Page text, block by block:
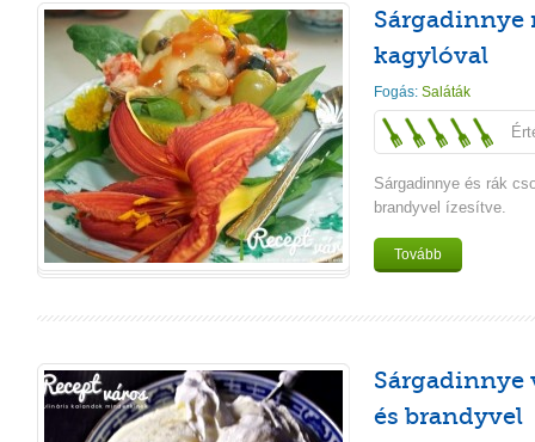
Sárgadinnye
kagylóval
Fogás: Saláták
Sárgadinnye és rák
brandyvel ízesítve.
Tovább
és brandyvel